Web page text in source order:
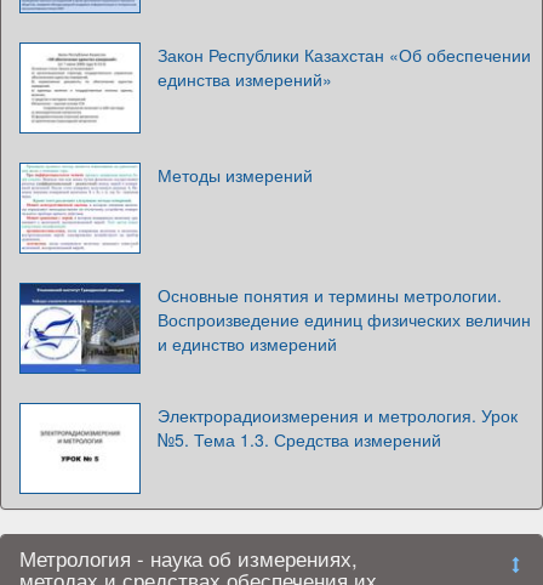
Закон Республики Казахстан «Об обеспечении
единства измерений»
Методы измерений
Основные понятия и термины метрологии.
Воспроизведение единиц физических величин
и единство измерений
Электрорадиоизмерения и метрология. Урок
№5. Тема 1.3. Средства измерений
Метрология - наука об измерениях,